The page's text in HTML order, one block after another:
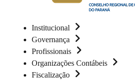
Institucional
Governança
Profissionais
Organizações Contábeis
Fiscalização